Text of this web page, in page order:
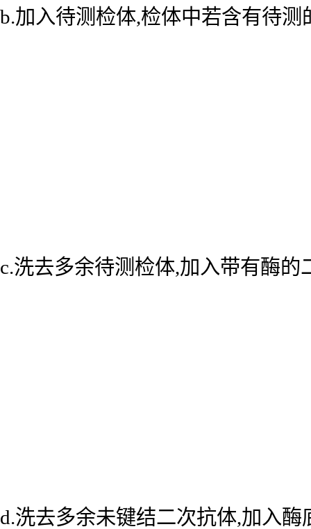
b.加入待测检体,检体中若含有待
c.洗去多余待测检体,加入带有酶
d.洗去多余未键结二次抗体,加入